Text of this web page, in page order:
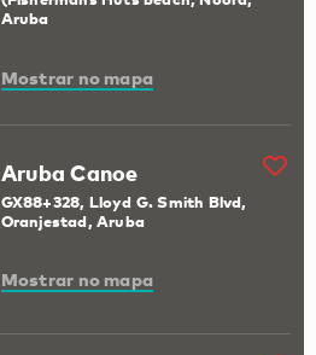
Aruba
Mostrar no mapa
Aruba Canoe
GX88+328, Lloyd G. Smith Blvd,
Oranjestad, Aruba
Mostrar no mapa